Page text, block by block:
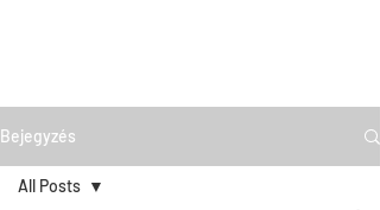
Bejegyzés
All Posts